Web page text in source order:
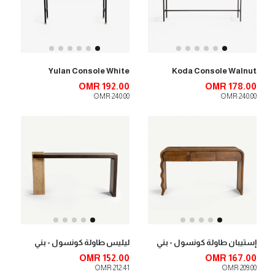
Koda Console Walnut
OMR 178.00
OMR 240.00
Yulan Console White
OMR 192.00
OMR 240.00
إستيبان طاولة كونسول - بني
OMR 167.00
OMR 209.00
ليليس طاولة كونسول - بني
OMR 152.00
OMR 212.41